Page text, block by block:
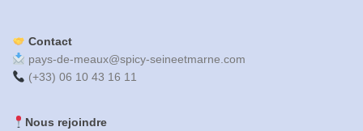
Contact
pays-de-meaux@spicy-seineetmarne.com
(+33) 06 10 43 16 11
Nous rejoindre